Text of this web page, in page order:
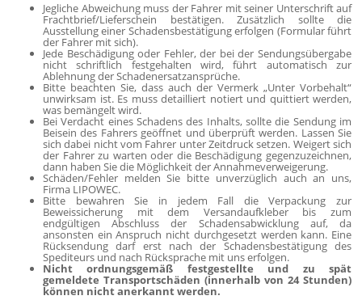
Jegliche Abweichung muss der Fahrer mit seiner Unterschrift auf
Frachtbrief/Lieferschein bestätigen. Zusätzlich sollte die
Ausstellung einer Schadensbestätigung erfolgen (Formular führt
der Fahrer mit sich).
Jede Beschädigung oder Fehler, der bei der Sendungsübergabe
nicht schriftlich festgehalten wird, führt automatisch zur
Ablehnung der Schadenersatzansprüche.
Bitte beachten Sie, dass auch der Vermerk „Unter Vorbehalt“
unwirksam ist. Es muss detailliert notiert und quittiert werden,
was bemängelt wird.
Bei Verdacht eines Schadens des Inhalts, sollte die Sendung im
Beisein des Fahrers geöffnet und überprüft werden. Lassen Sie
sich dabei nicht vom Fahrer unter Zeitdruck setzen. Weigert sich
der Fahrer zu warten oder die Beschädigung gegenzuzeichnen,
dann haben Sie die Möglichkeit der Annahmeverweigerung.
Schäden/Fehler melden Sie bitte unverzüglich auch an uns,
Firma LIPOWEC.
Bitte bewahren Sie in jedem Fall die Verpackung zur
Beweissicherung mit dem Versandaufkleber bis zum
endgültigen Abschluss der Schadensabwicklung auf, da
ansonsten ein Anspruch nicht durchgesetzt werden kann. Eine
Rücksendung darf erst nach der Schadensbestätigung des
Spediteurs und nach Rücksprache mit uns erfolgen.
Nicht ordnungsgemäß festgestellte und zu spät
gemeldete Transportschäden (innerhalb von 24 Stunden)
können nicht anerkannt werden.